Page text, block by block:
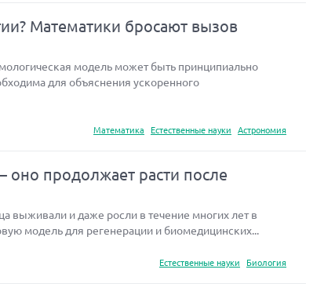
Математики бросают вызов
модель может быть принципиально
для объяснения ускоренного
Математика
Естественные науки Астрономия
продолжает расти после
выживали и даже росли в течение многих лет в
модель для регенерации и биомедицинских...
Естественные науки
Биология